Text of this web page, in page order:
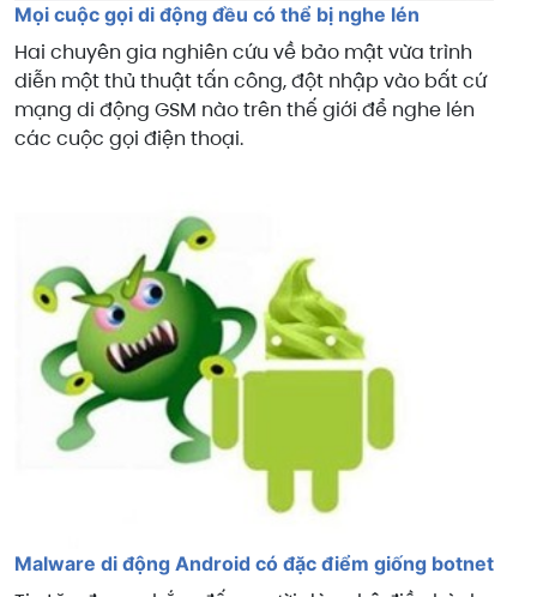
Mọi cuộc gọi di động đều có thể bị nghe lén
Hai chuyên gia nghiên cứu về bảo mật vừa trình
diễn một thủ thuật tấn công, đột nhập vào bất cứ
mạng di động GSM nào trên thế giới để nghe lén
các cuộc gọi điện thoại.
Malware di động Android có đặc điểm giống botnet